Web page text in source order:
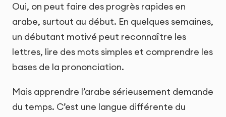
Oui, on peut faire des progrès rapides en
arabe, surtout au début. En quelques semaines,
un débutant motivé peut reconnaître les
lettres, lire des mots simples et comprendre les
bases de la prononciation.
Mais apprendre l’arabe sérieusement demande
du temps. C’est une langue différente du